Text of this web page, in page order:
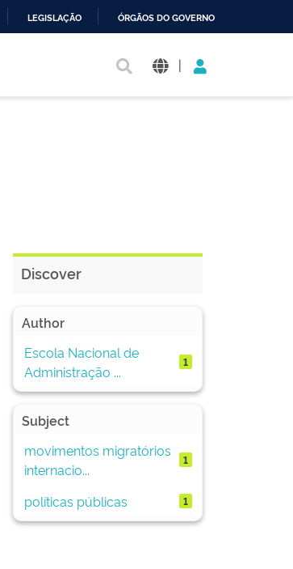
LEGISLAÇÃO ÓRGÃOS DO GOVERNO
|
Discover
Author
Escola Nacional de
Administração ...
1
Subject
movimentos migratórios
internacio...
1
políticas públicas 1